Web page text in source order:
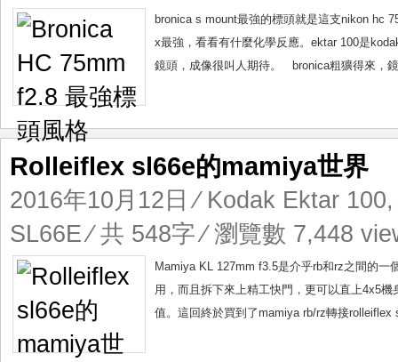
bronica s mount最強的標頭就是這支nikon hc
x最強，看看有什麼化學反應。ektar 100是
鏡頭，成像很叫人期待。 bronica粗獷得來，
Rolleiflex sl66e的mamiya世界
2016年10月12日 ⁄ Kodak Ektar 100
SL66E⁄ 共 548字 ⁄ 瀏覽數 7,448
Mamiya KL 127mm f3.5是介乎rb和rz之間的一
用，而且拆下來上精工快門，更可以直上4x5
值。這回終於買到了mamiya rb/rz轉接